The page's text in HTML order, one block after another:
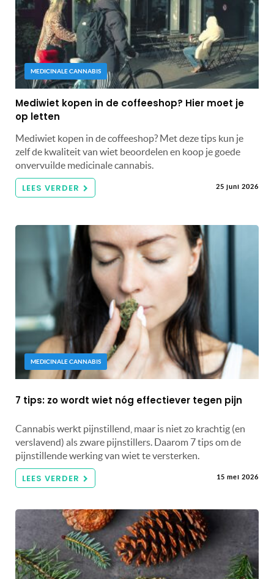
MEDICINALE CANNABIS
Mediwiet kopen in de coffeeshop? Hier moet je
op letten
Mediwiet kopen in de coffeeshop? Met deze tips kun je
zelf de kwaliteit van wiet beoordelen en koop je goede
onvervuilde medicinale cannabis.
LEES VERDER 25 juni 2026
MEDICINALE CANNABIS
7 tips: zo wordt wiet nóg effectiever tegen pijn
Cannabis werkt pijnstillend, maar is niet zo krachtig (en
verslavend) als zware pijnstillers. Daarom 7 tips om de
pijnstillende werking van wiet te versterken.
LEES VERDER 15 mei 2026